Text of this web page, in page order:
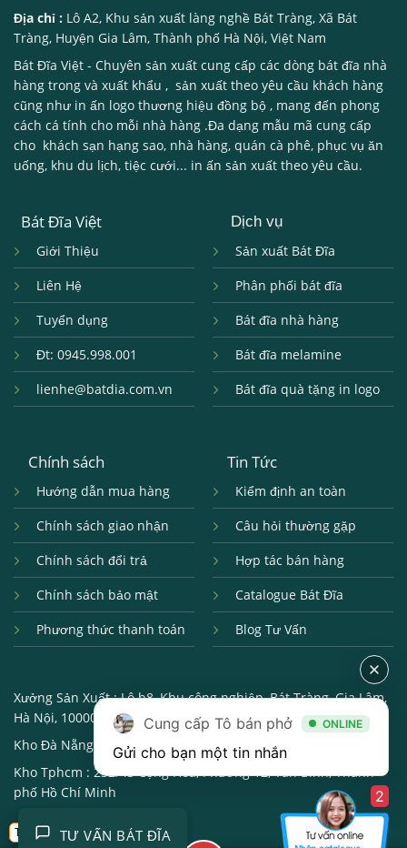
Trở về
Địa chỉ : Lô A2, Khu sản xuất làng nghề Bát Tràng, Xã Bát
Tràng, Huyện Gia Lâm, Thành phố Hà Nội, Việt Nam
Bát Đĩa Việt - Chuyên sản xuất cung cấp các dòng bát đĩa nhà
hàng trong và xuất khẩu , sản xuất theo yêu cầu khách hàng
cũng như in ấn logo thương hiệu đồng bộ , mang đến phong
cách cá tính cho mỗi nhà hàng .Đa dạng mẫu mã cung cấp
cho khách sạn hạng sao, nhà hàng, quán cà phê, phục vụ ăn
uống, khu du lịch, tiệc cưới... in ấn sản xuất theo yêu cầu.
Bát Đĩa Việt
Giới Thiệu
Liên Hệ
Tuyển dụng
Đt: 0945.998.001
lienhe@batdia.com.vn
Dịch vụ
Sản xuất Bát Đĩa
Phân phối bát đĩa
Bát đĩa nhà hàng
Bát đĩa melamine
Bát đĩa quà tặng in logo
Chính sách
Hướng dẫn mua hàng
Chính sách giao nhận
Chính sách đổi trả
Chính sách bảo mật
Phương thức thanh toán
Tin Tức
Kiểm định an toàn
Câu hỏi thường gặp
Hợp tác bán hàng
Catalogue Bát Đĩa
Blog Tư Vấn
Xưởng Sản Xuất :Lô b8, Khu công nghiệp, Bát Tràng, Gia Lâm,
Hà Nội, 100000
Kho Đà Nẵng :
250, Đường 2/9, Hải châu, Đà Nẵng, 550000
Kho Tphcm : 232/43 Cộng Hòa, Phường 12, Tân Bình, Thành
phố Hồ Chí Minh
TƯ VẤN BÁT ĐĨA
Cung cấp Tô bán phở ONLINE
Gửi cho bạn một tin nhắn
2